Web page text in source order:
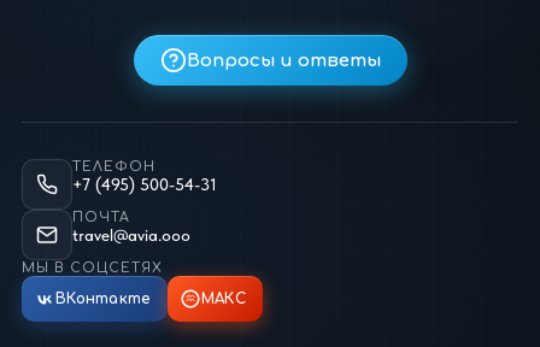
Вопросы и ответы
ТЕЛЕФОН
+7 (495) 500-54-31
ПОЧТА
travel@avia.ooo
МЫ В СОЦСЕТЯХ
ВКонтакте МАКС